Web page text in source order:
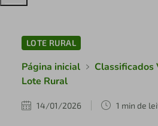
LOTE RURAL
Página inicial
Classificados
Lote Rural
14/01/2026 1 min de